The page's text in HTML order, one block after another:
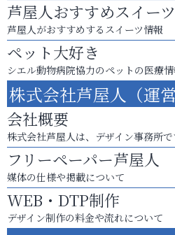
芦屋人おすすめスイーツ
芦屋人がおすすめするスイーツ情報
ペット大好き
シエル動物病院協力のペットの医療
株式会社芦屋人（運営
会社概要
株式会社芦屋人は、デザイン事務所
フリーペーパー芦屋人
媒体の仕様や掲載について
WEB・DTP制作
デザイン制作の料金や流れについて